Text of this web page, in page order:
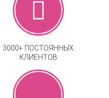
3000+ ПОСТОЯННЫХ
КЛИЕНТОВ